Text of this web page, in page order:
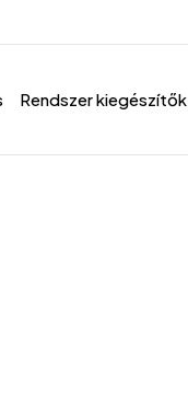
Rendszer kiegészítők